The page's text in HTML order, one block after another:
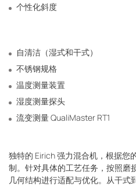
个性化斜度
自清洁（湿式和干式）
不锈钢规格
温度测量装置
湿度测量探头
流变测量QualiMaster RT1
独特的 Eirich 强力混合机，根据您
制。针对具体的工艺任务，按照磨
几何结构进行适配与优化。从干式